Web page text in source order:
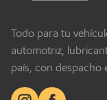
Todo para tu
automotriz,
país, con despacho